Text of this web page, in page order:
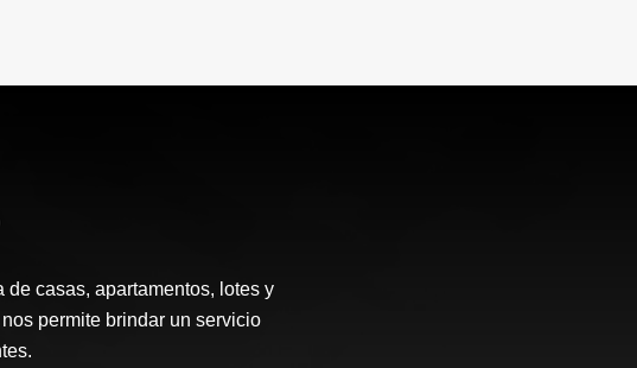
casas, apartamentos, lotes y
permite brindar un servicio